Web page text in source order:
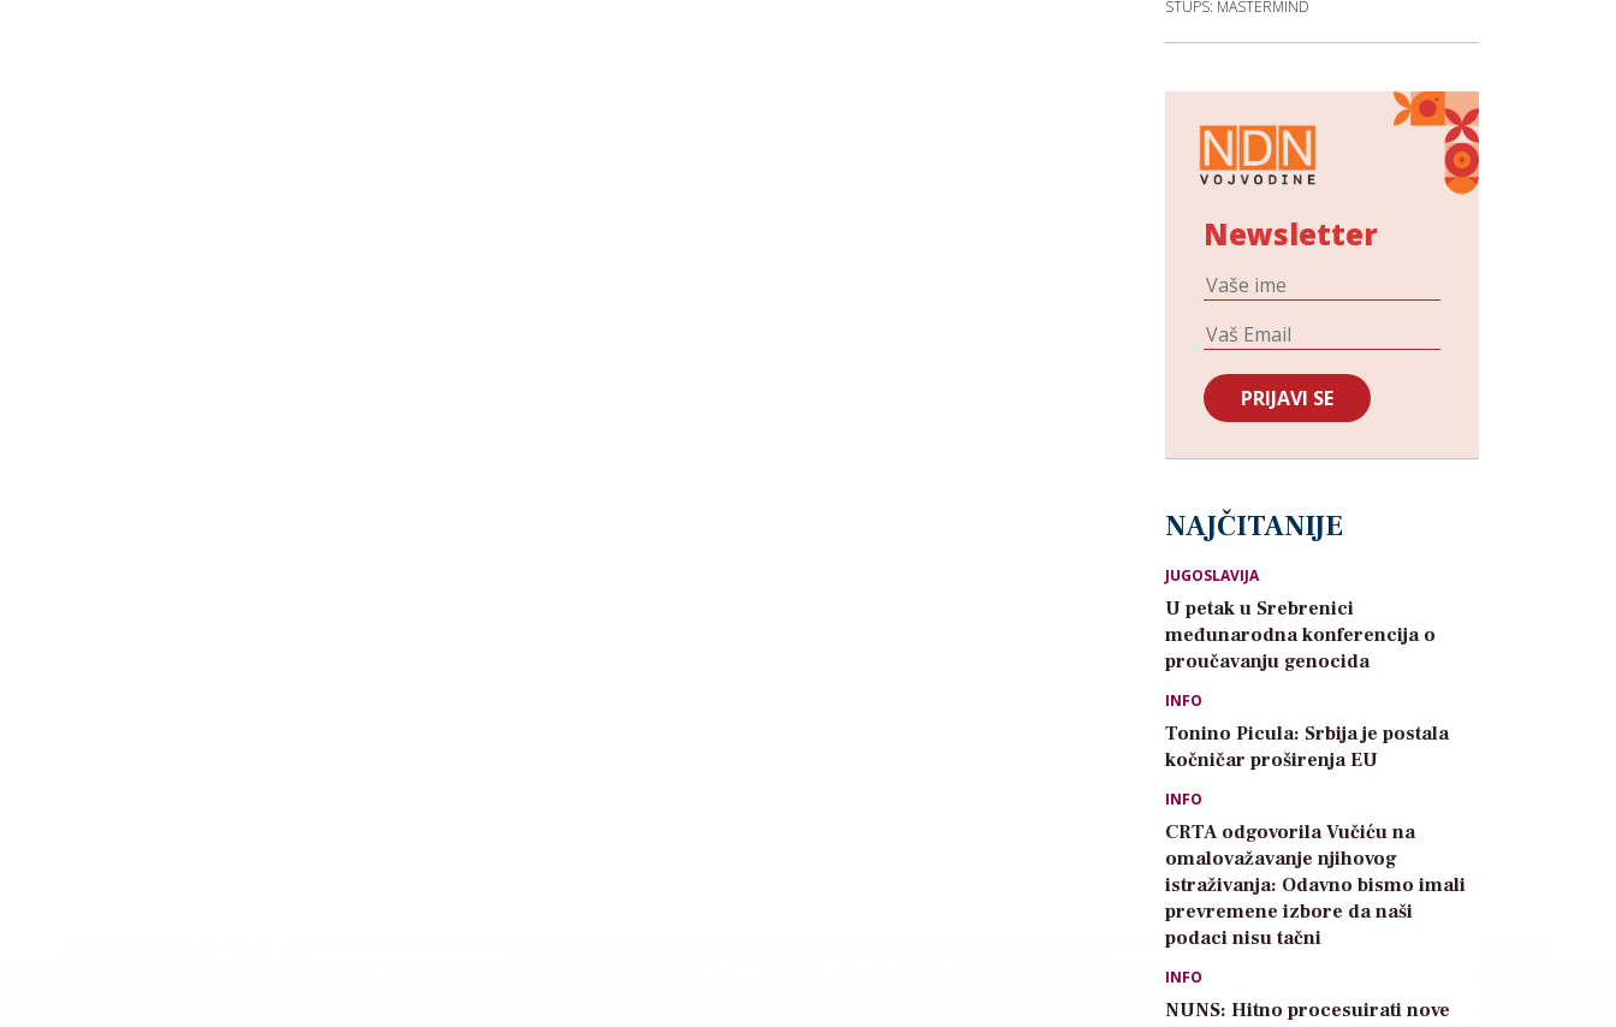
STUPS: MASTERMIND
Newsletter
NAJČITANIJE
JUGOSLAVIJA
U petak u Srebrenici
međunarodna konferencija o
proučavanju genocida
INFO
Tonino Picula: Srbija je postala
kočničar proširenja EU
INFO
CRTA odgovorila Vučiću na
omalovažavanje njihovog
istraživanja: Odavno bismo imali
prevremene izbore da naši
podaci nisu tačni
INFO
NUNS: Hitno procesuirati nove